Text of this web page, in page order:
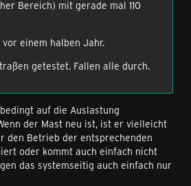
Bereich) mit gerade mal 110
einem halben Jahr.
getestet. Fallen alle durch.
auf die Auslastung
der Mast neu ist, ist er vielleicht
den Betrieb der entsprechenden
oder kommt auch einfach nicht
das systemseitig auch einfach nur